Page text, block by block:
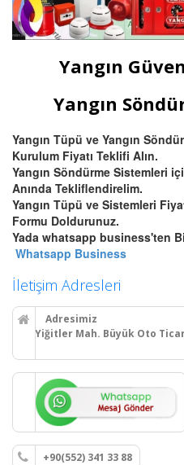
Yangın
Yangın
Yangın Tüpü ve Yangın
Kurulum Fiyatı Teklifi Alın.
Yangın Söndürme Sistemleri
Anında Tekliflendirelim.
Yangın Tüpü ve Sistemleri
Formu Doldurunuz.
Yada whatsapp business'ten
Whatsapp Business
İletişim Adresleri
Adresimiz
Yiğitler Mah. Büyük Oto
Yıldırım /
+90(552) 341 33 88